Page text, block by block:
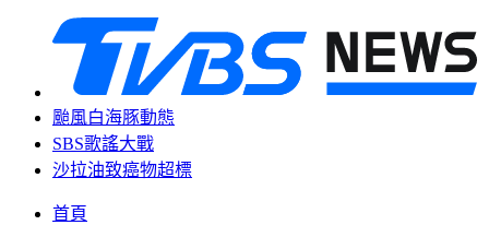
颱風白海豚動態
SBS歌謠大戰
沙拉油致癌物超標
首頁